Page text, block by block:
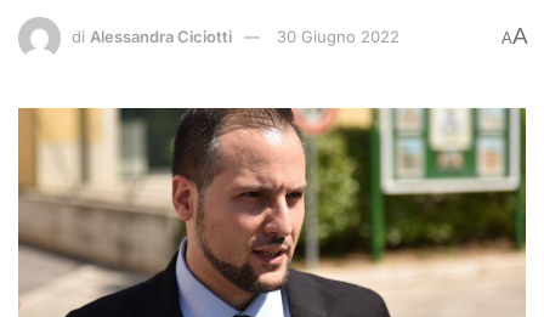
di Alessandra Ciciotti 30 Giugno 2022 AA